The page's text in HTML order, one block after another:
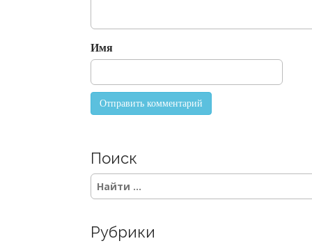
Имя
Поиск
S
e
c
Рубрики